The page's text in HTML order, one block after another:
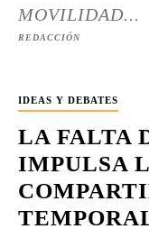
MOVILIDAD...
REDACCIÓN
IDEAS Y DEBATES
LA FALTA
IMPULSA